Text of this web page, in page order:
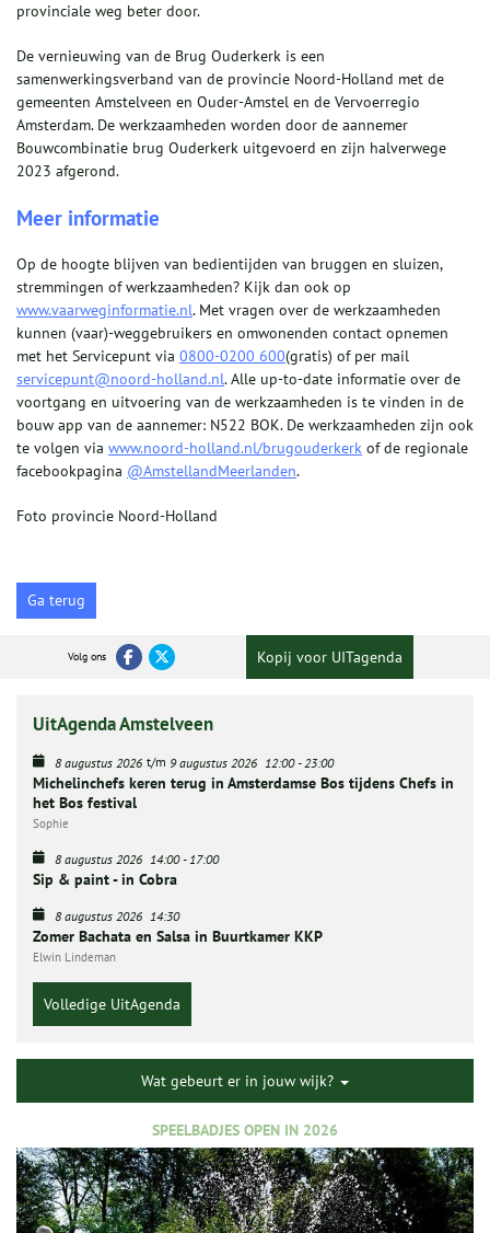
provinciale weg beter door.
De vernieuwing van de Brug Ouderkerk is een
samenwerkingsverband van de provincie Noord-Holland met de
gemeenten Amstelveen en Ouder-Amstel en de Vervoerregio
Amsterdam. De werkzaamheden worden door de aannemer
Bouwcombinatie brug Ouderkerk uitgevoerd en zijn halverwege
2023 afgerond.
Meer informatie
Op de hoogte blijven van bedientijden van bruggen en sluizen,
stremmingen of werkzaamheden? Kijk dan ook op
www.vaarweginformatie.nl. Met vragen over de werkzaamheden
kunnen (vaar)-weggebruikers en omwonenden contact opnemen
met het Servicepunt via 0800-0200 600(gratis) of per mail
servicepunt@noord-holland.nl. Alle up-to-date informatie over de
voortgang en uitvoering van de werkzaamheden is te vinden in de
bouw app van de aannemer: N522 BOK. De werkzaamheden zijn ook
te volgen via www.noord-holland.nl/brugouderkerk of de regionale
facebookpagina @AmstellandMeerlanden.
Foto provincie Noord-Holland
Ga terug
Volg ons Kopij voor UITagenda
UitAgenda Amstelveen
8 augustus 2026 t/m 9 augustus 2026 12:00-23:00
Michelinchefs keren terug in Amsterdamse Bos tijdens Chefs in
het Bos festival
Sophie
8 augustus 2026 14:00-17:00
Sip & paint - in Cobra
8 augustus 2026 14:30
Zomer Bachata en Salsa in Buurtkamer KKP
Elwin Lindeman
Volledige UitAgenda
Wat gebeurt er in jouw wijk?
SPEELBADJES OPEN IN 2026